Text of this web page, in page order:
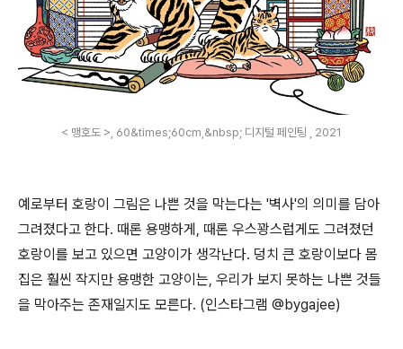
< 맹호도 >, 60&times;60cm,&nbsp; 디지털 페인팅 , 2021
예로부터 호랑이 그림은 나쁜 것을 막는다는 '벽사'의 의미를 담아
그려졌다고 한다. 때론 용맹하게 , 때론 우스꽝스럽게도 그려졌던
호랑이를 보고 있으면 고양이가 생각난다. 덩치 큰 호랑이보다 몸
집은 훨씬 작지만 용맹한 고양이는, 우리가 보지 못하는 나쁜 것들
을 막아주는 존재일지도 모른다. (인스타그램 @bygajee)